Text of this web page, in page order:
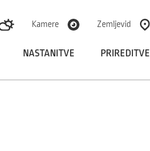
Kamere Zemljevid
NASTANITVE PRIREDITVE